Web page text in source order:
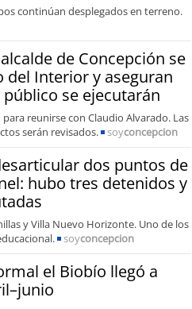
continúan desplegados en terreno.
de Concepción se
Interior y aseguran
se ejecutarán
reunirse con Claudio Alvarado. Las
serán revisados.
soyconcepcion
dos puntos de
hubo tres detenidos y
y Villa Nuevo Horizonte. Uno de los
soyconcepcion
el Biobío llegó a